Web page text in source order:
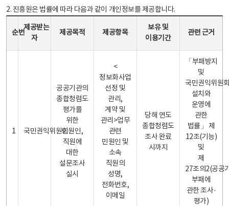
2. 진흥원은 법률에 따라 다음과 같이 개인정보를 제공합니다.
순번
제공받는
자
제공목적 제공항목
보유 및
이용기간
관련 근거
1 국민권익위원회
공공기관의
종합청렴도
평가를
위한
민원인,
직원에
대한
설문조사
실시
<
정보화사업
선정 및
관리,
계약 및
관리>업무
관련
민원인 및
소속
직원의
성명,
전화번호,
이메일
당해 연도
종합청렴도
조사 완료
시까지
「부패방지
및
국민권익위원
설치와
운영에
관한
법률」 제
12조(기능)
및
제
27조의2(공공
부패에
관한 조사·
평가)